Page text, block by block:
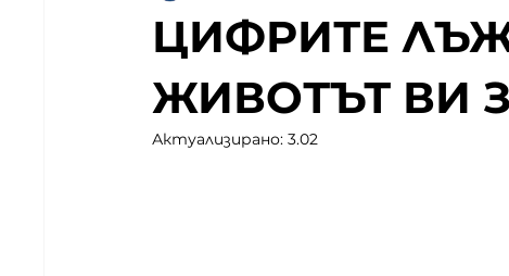
ЦИФРИТЕ
ЖИВОТЪТ ВИ
Актуализирано:3.02